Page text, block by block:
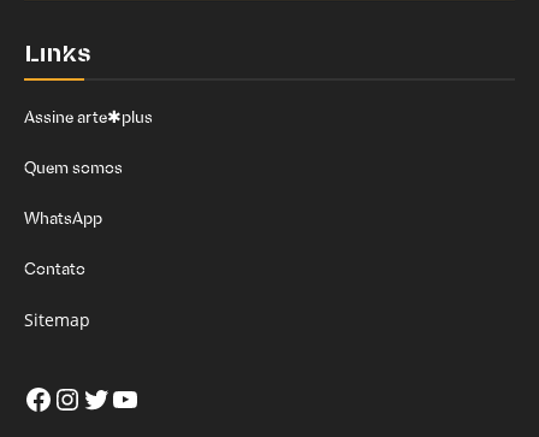
Links
Assine arte✱plus
Quem somos
WhatsApp
Contato
Sitemap
Facebook
Instagram
Twitter
Youtube